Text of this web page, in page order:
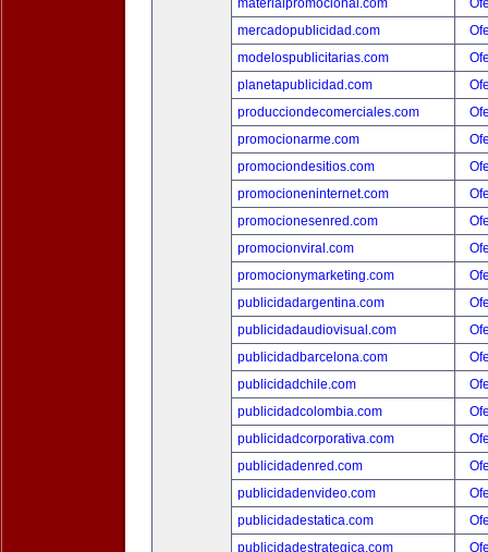
materialpromocional.com
mercadopublicidad.com
modelospublicitarias.com
planetapublicidad.com
producciondecomerciales.com
promocionarme.com
promociondesitios.com
promocioneninternet.com
promocionesenred.com
promocionviral.com
promocionymarketing.com
publicidadargentina.com
publicidadaudiovisual.com
publicidadbarcelona.com
publicidadchile.com
publicidadcolombia.com
publicidadcorporativa.com
publicidadenred.com
publicidadenvideo.com
publicidadestatica.com
publicidadestrategica.com